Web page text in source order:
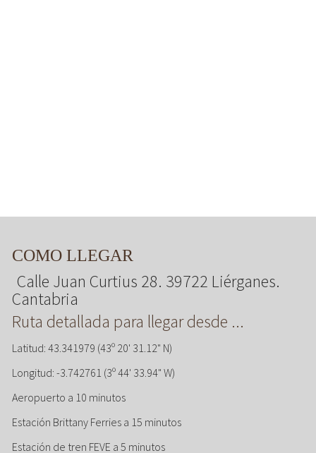
COMO LLEGAR
Calle Juan Curtius 28. 39722 Liérganes.
Cantabria
Ruta detallada para llegar desde ...
Latitud: 43.341979 (43º 20' 31.12" N)
Longitud: -3.742761 (3º 44' 33.94" W)
Aeropuerto a 10 minutos
Estación Brittany Ferries a 15 minutos
Estación de tren FEVE a 5 minutos